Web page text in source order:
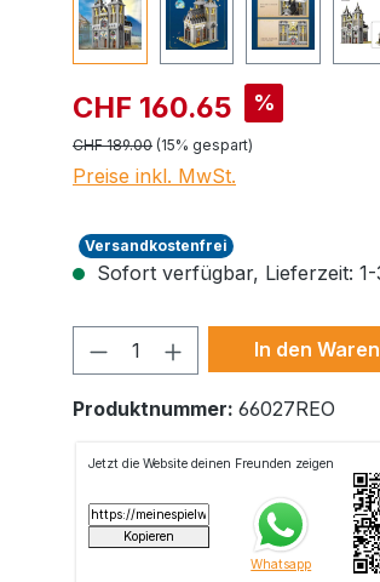
CHF 160.65 %
CHF 189.00 (15% gespart)
Preise inkl. MwSt.
Versandkostenfrei
Sofort verfügbar, Lieferzeit: 1-
Produkt Anzahl: Gib
In den
Produktnummer: 66027REO